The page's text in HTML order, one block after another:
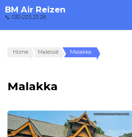
BM Air Reizen
📞 030-225 23 28
Home Maleisië Malakka
Malakka